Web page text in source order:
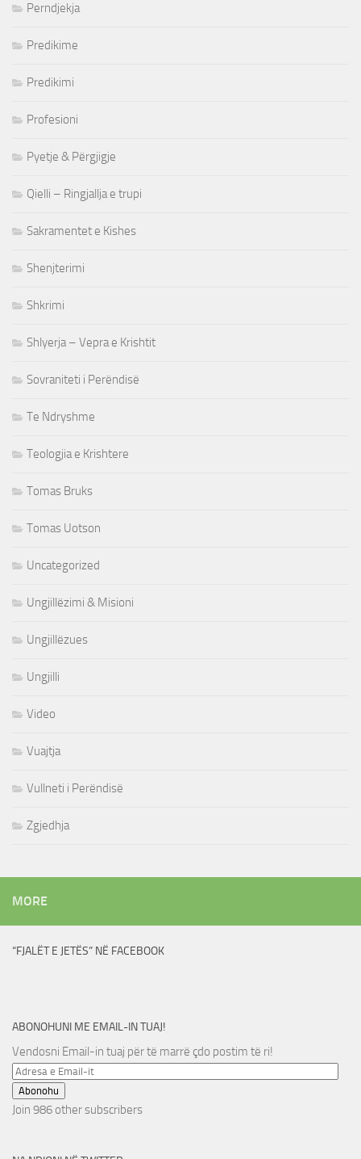
Perndjekja
Predikime
Predikimi
Profesioni
Pyetje & Përgjigje
Qielli – Ringjallja e trupi
Sakramentet e Kishes
Shenjterimi
Shkrimi
Shlyerja – Vepra e Krishtit
Sovraniteti i Perëndisë
Te Ndryshme
Teologjia e Krishtere
Tomas Bruks
Tomas Uotson
Uncategorized
Ungjillëzimi & Misioni
Ungjillëzues
Ungjilli
Video
Vuajtja
Vullneti i Perëndisë
Zgjedhja
MORE
“FJALËT E JETËS” NË FACEBOOK
ABONOHUNI ME EMAIL-IN TUAJ!
Vendosni Email-in tuaj për të marrë çdo postim të ri!
Adresa
e
Email-
Abonohu
Join 986 other subscribers